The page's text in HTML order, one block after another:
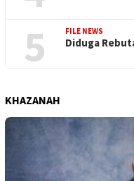
5 FILE NEWS
Diduga
KHAZANAH